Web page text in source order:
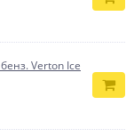
Verton Ice